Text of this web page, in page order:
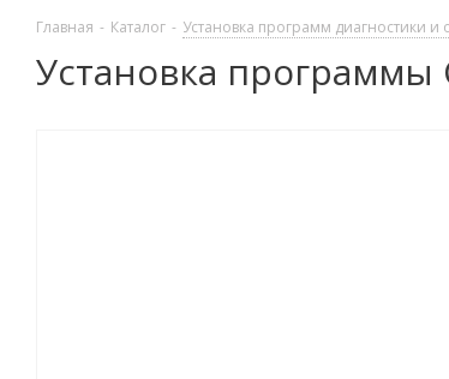
Главная - Каталог - Установка программ диагностики и
Установка программы